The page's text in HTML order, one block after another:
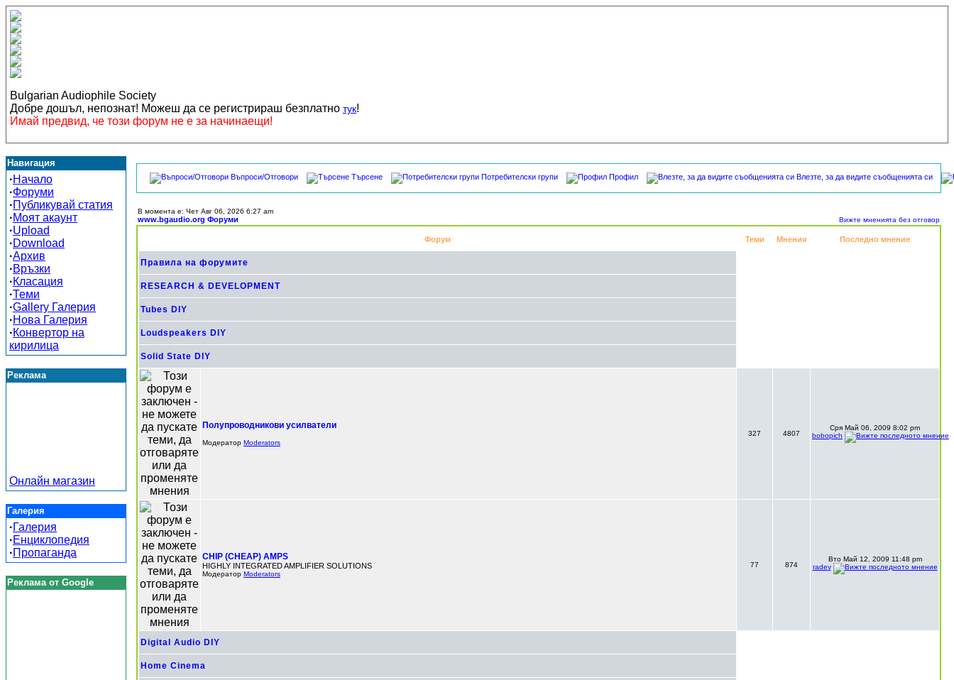
Bulgarian Audiophile Society
Добре дошъл, непознат! Можеш да се регистрираш безплатно тук!
Имай предвид, че този форум не е за начинаещи!
Навигация
·Начало
·Форуми
·Публикувай статия
·Моят акаунт
·Upload
·Download
·Архив
·Връзки
·Класация
·Теми
·Gallery Галерия
·Нова Галерия
·Конвертор на
кирилица
Реклама
Онлайн магазин
Галерия
·Галерия
·Енциклопедия
·Пропаганда
Реклама от Google
Въпроси/Отговори Търсене Потребителски групи Профил Влезте, за да видите съобщенията си
В момента е: Чет Авг 06, 2026 6:27 am
www.bgaudio.org Форуми Вижте мненията без отговор
Форум Теми Мнения Последно мнение
Правила на форумите
RESEARCH & DEVELOPMENT
Tubes DIY
Loudspeakers DIY
Solid State DIY
Полупроводникови усилватели
Модератор Moderators
327 4807
Сря Май 06, 2009 8:02 pm
bobopich
CHIP (CHEAP) AMPS
HIGHLY INTEGRATED AMPLIFIER SOLUTIONS
Модератор Moderators
77 874
Вто Май 12, 2009 11:48 pm
radev
Digital Audio DIY
Home Cinema